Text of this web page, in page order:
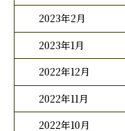
2023年2月
2023年1月
2022年12月
2022年11月
2022年10月